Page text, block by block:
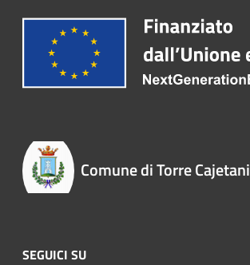
Comune di Torre Cajetani
SEGUICI SU